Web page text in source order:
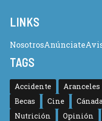
LINKS
NosotrosAnúnciate
TAGS
Accidente Aranceles
Becas
Cine
Nutrición
Opinión